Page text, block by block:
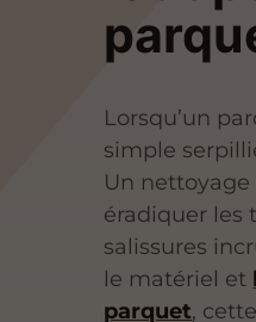
Lorsqu’un
simple
Un
éradiquer les
salissures
le matériel et
parquet,